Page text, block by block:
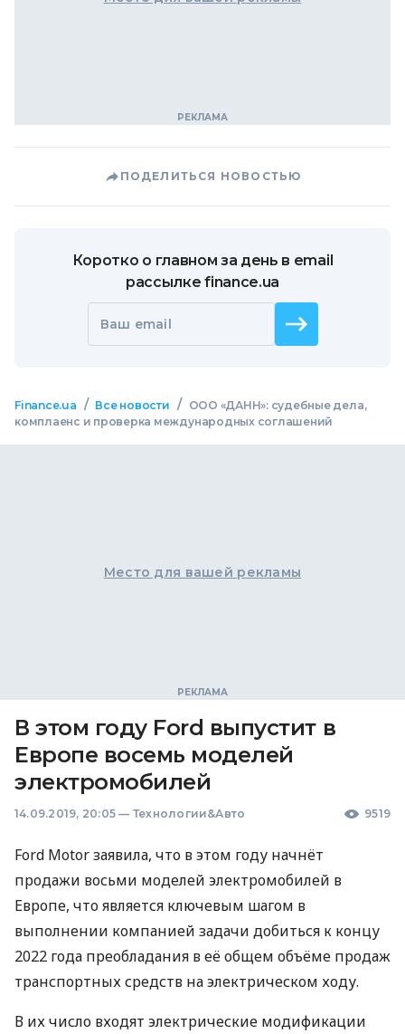
ПОДЕЛИТЬСЯ НОВОСТЬЮ
Коротко о главном за день в email
рассылке finance.ua
Ваш email
Finance.ua / Все новости /
ООО «ДАНН»: судебные дела,
комплаенс и проверка международных соглашений
Место для вашей рекламы
В этом году Ford выпустит в
Европе восемь моделей
электромобилей
14.09.2019, 20:05 — Технологии&Авто 9519
Ford Motor заявила, что в этом году начнёт
продажи восьми моделей электромобилей в
Европе, что является ключевым шагом в
выполнении компанией задачи добиться к концу
2022 года преобладания в её общем объёме продаж
транспортных средств на электрическом ходу.
В их число входят электрические модификации